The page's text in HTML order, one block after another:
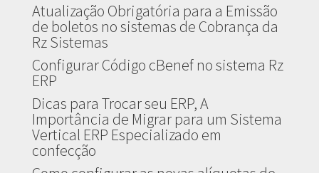
Atualização Obrigatória para a Emissão
de boletos no sistemas de Cobrança da
Rz Sistemas
Configurar Código cBenef no sistema Rz
ERP
Dicas para Trocar seu ERP, A
Importância de Migrar para um Sistema
Vertical ERP Especializado em
confecção